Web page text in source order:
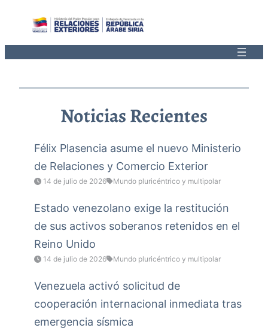
Noticias Recientes
Félix Plasencia asume el nuevo Ministerio
de Relaciones y Comercio Exterior
14 de julio de 2026 Mundo pluricéntrico y multipolar
Estado venezolano exige la restitución
de sus activos soberanos retenidos en el
Reino Unido
14 de julio de 2026 Mundo pluricéntrico y multipolar
Venezuela activó solicitud de
cooperación internacional inmediata tras
emergencia sísmica